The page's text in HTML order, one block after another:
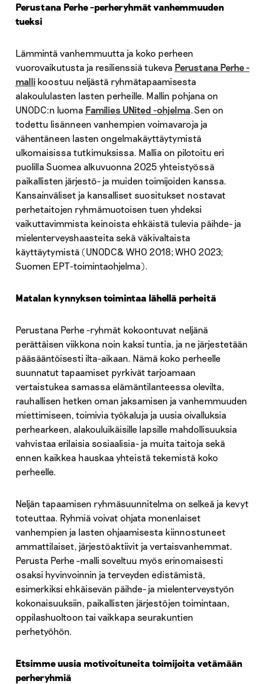
Perustana Perhe –perheryhmät vanhemmuuden
tueksi
Lämmintä vanhemmuutta ja koko perheen
vuorovaikutusta ja resilienssiä tukeva Perustana Perhe -
mallikoostuu neljästä ryhmätapaamisesta
alakoululasten lasten perheille. Mallin pohjana on
UNODC:n luoma Families UNited -ohjelma. Sen on
todettu lisänneen vanhempien voimavaroja ja
vähentäneen lasten ongelmakäyttäytymistä
ulkomaisissa tutkimuksissa. Mallia on pilotoitu eri
puolilla Suomea alkuvuonna 2025 yhteistyössä
paikallisten järjestö- ja muiden toimijoiden kanssa.
Kansainväliset ja kansalliset suositukset nostavat
perhetaitojen ryhmämuotoisen tuen yhdeksi
vaikuttavimmista keinoista ehkäistä tulevia päihde- ja
mielenterveyshaasteita sekä väkivaltaista
käyttäytymistä (UNODC& WHO 2018; WHO 2023;
Suomen EPT-toimintaohjelma).
Matalan kynnyksen toimintaa lähellä perheitä
Perustana Perhe -ryhmät kokoontuvat neljänä
perättäisen viikkona noin kaksi tuntia, ja ne järjestetään
pääsääntöisesti ilta-aikaan. Nämä koko perheelle
suunnatut tapaamiset pyrkivät tarjoamaan
vertaistukea samassa elämäntilanteessa olevilta,
rauhallisen hetken oman jaksamisen ja vanhemmuuden
miettimiseen, toimivia työkaluja ja uusia oivalluksia
perhearkeen, alakouluikäisille lapsille mahdollisuuksia
vahvistaa erilaisia sosiaalisia- ja muita taitoja sekä
ennen kaikkea hauskaa yhteistä tekemistä koko
perheelle.
Neljän tapaamisen ryhmäsuunnitelma on selkeä ja kevyt
toteuttaa. Ryhmiä voivat ohjata monenlaiset
vanhempien ja lasten ohjaamisesta kiinnostuneet
ammattilaiset, järjestöaktiivit ja vertaisvanhemmat.
Perusta Perhe -malli soveltuu myös erinomaisesti
osaksi hyvinvoinnin ja terveyden edistämistä,
esimerkiksi ehkäisevän päihde- ja mielenterveystyön
kokonaisuuksiin, paikallisten järjestöjen toimintaan,
oppilashuoltoon tai vaikkapa seurakuntien
perhetyöhön.
Etsimme uusia motivoituneita toimijoita vetämään
perheryhmiä